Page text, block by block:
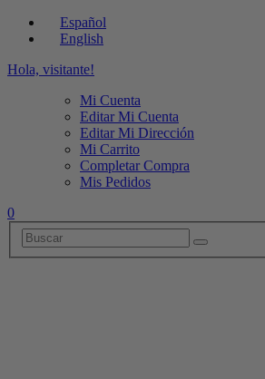
Español
English
Hola, visitante!
Mi Cuenta
Editar Mi Cuenta
Editar Mi Dirección
Mi Carrito
Completar Compra
Mis Pedidos
0